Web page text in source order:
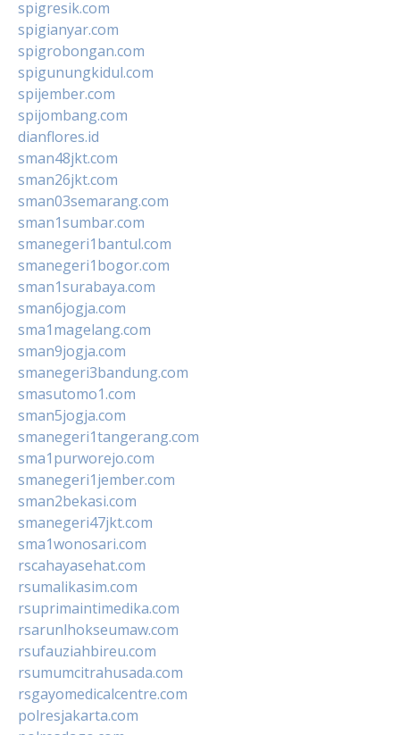
spigresik.com
spigianyar.com
spigrobongan.com
spigunungkidul.com
spijember.com
spijombang.com
dianflores.id
sman48jkt.com
sman26jkt.com
sman03semarang.com
sman1sumbar.com
smanegeri1bantul.com
smanegeri1bogor.com
sman1surabaya.com
sman6jogja.com
sma1magelang.com
sman9jogja.com
smanegeri3bandung.com
smasutomo1.com
sman5jogja.com
smanegeri1tangerang.com
sma1purworejo.com
smanegeri1jember.com
sman2bekasi.com
smanegeri47jkt.com
sma1wonosari.com
rscahayasehat.com
rsumalikasim.com
rsuprimaintimedika.com
rsarunlhokseumaw.com
rsufauziahbireu.com
rsumumcitrahusada.com
rsgayomedicalcentre.com
polresjakarta.com